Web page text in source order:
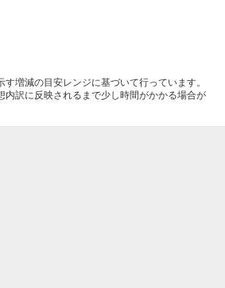
増減の目安レンジに基づいて行っています。
内訳に反映されるまで少し時間がかかる場合が